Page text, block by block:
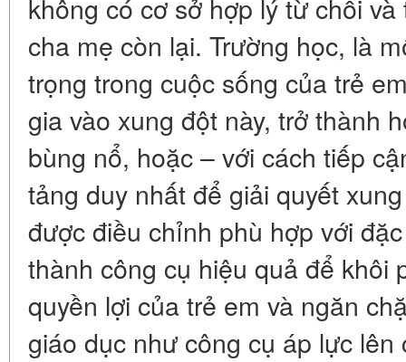
không có cơ sở hợp lý từ chối
cha mẹ còn lại. Trường học, là
trọng trong cuộc sống của trẻ
gia vào xung đột này, trở thành
bùng nổ, hoặc – với cách tiếp
tảng duy nhất để giải quyết
được điều chỉnh phù hợp với
thành công cụ hiệu quả để khôi
quyền lợi của trẻ em và ngăn
giáo dục như công cụ áp lực lên